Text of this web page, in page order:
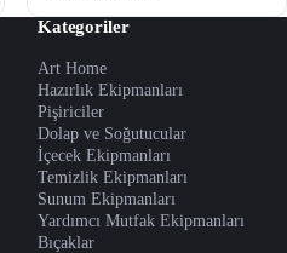
Kategoriler
Art Home
Hazırlık Ekipmanları
Pişiriciler
Dolap ve Soğutucular
İçecek Ekipmanları
Temizlik Ekipmanları
Sunum Ekipmanları
Yardımcı Mutfak Ekipmanları
Bıçaklar